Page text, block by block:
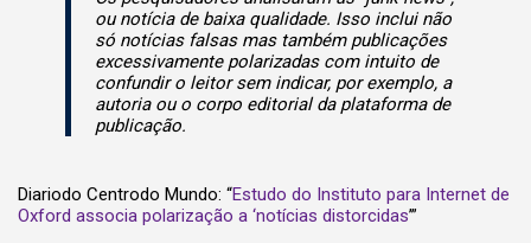
ou notícia de baixa qualidade. Isso inclui não
só notícias falsas mas também publicações
excessivamente polarizadas com intuito de
confundir o leitor sem indicar, por exemplo, a
autoria ou o corpo editorial da plataforma de
publicação.
Diariodo Centrodo Mundo: “Estudo do Instituto para Internet de
Oxford associa polarização a ‘notícias distorcidas’”